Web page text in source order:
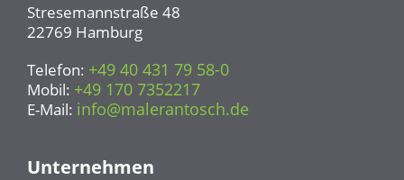
Stresemannstraße 48
22769 Hamburg
Telefon: +49 40 431 79 58-0
Mobil: +49 170 7352217
E-Mail: info@malerantosch.de
Unternehmen